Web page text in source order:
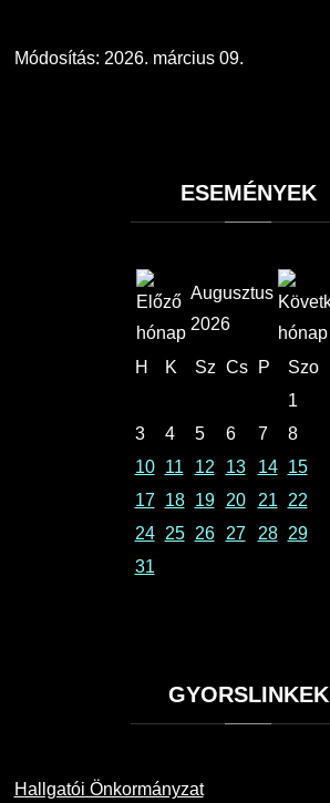
Módosítás: 2026. március 09.
ESEMÉNYEK
Augusztus
2026
H K Sz Cs P Szo
1
3
4 5 6 7 8
10
11 12 13 14 15
17
18 19 20 21 22
24
25 26 27 28 29
31
GYORSLINKEK
Hallgatói Önkormányzat